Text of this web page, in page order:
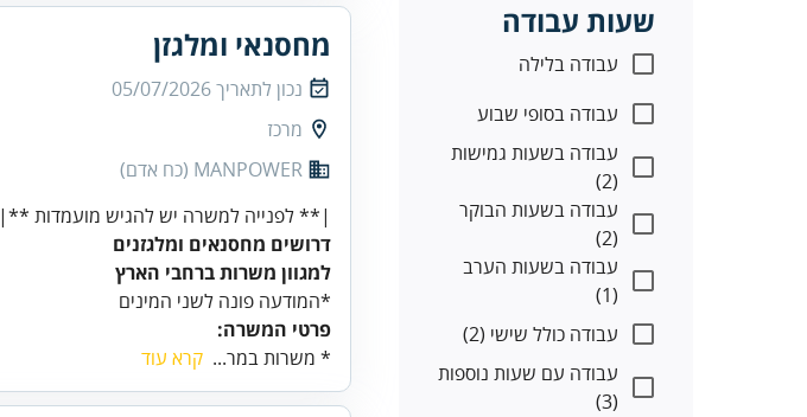
שעות עבודה
עבודה בלילה
עבודה בסופי שבוע
עבודה בשעות גמישות
(2)
עבודה בשעות הבוקר
(2)
עבודה בשעות הערב
(1)
עבודה כולל שישי (2)
עבודה עם שעות נוספות
(3)
מחסנאי ומלגזן
נכון לתאריך05/07/2026
מרכז
MANPOWER (כח אדם)
|** לפנייה למשרה יש להגיש מועמדות **|
דרושים מחסנאים ומלגזנים
למגוון משרות ברחבי הארץ
*המודעה פונה לשני המינים
פרטי המשרה:
* משרות במר... קרא עוד